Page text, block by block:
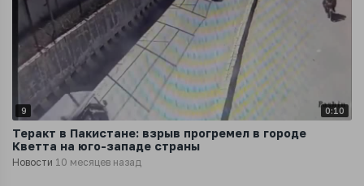
9 0:10
Теракт в Пакистане: взрыв прогремел в городе
Кветта на юго-западе страны
Новости 10 месяцев назад